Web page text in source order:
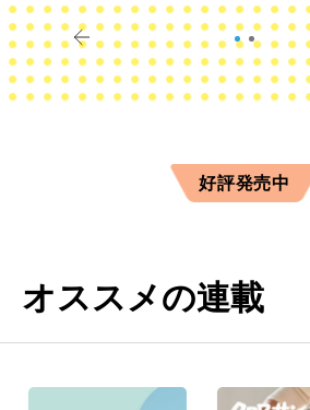
きに
好評発売中
オススメの連載